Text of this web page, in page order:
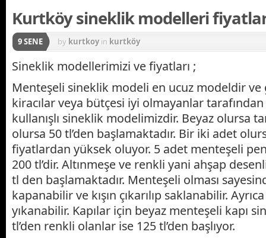
Kurtköy sineklik modelleri
9 SENE by kurtkoy in kurtköy
Sineklik modellerimizi ve fiyatları ;
Menteşeli sineklik modeli en ucuz modeldir
kiracılar veya bütçesi iyi olmayanlar
kullanışlı sineklik modelimizdir. Beyaz olursa
olursa 50 tl’den başlamaktadır. Bir iki adet
fiyatlardan yüksek oluyor. 5 adet menteşeli
200 tl’dir. Altınmeşe ve renkli yani ahşap
tl den başlamaktadır. Menteşeli olması
kapanabilir ve kışın çıkarılıp saklanabilir.
yıkanabilir. Kapılar için beyaz menteşeli kapı
tl’den renkli olanlar ise 125 tl’den başlıyor.